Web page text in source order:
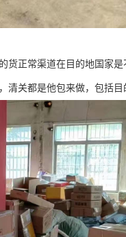
货正常渠道在目的地国家是
关都是他包来做，包括目